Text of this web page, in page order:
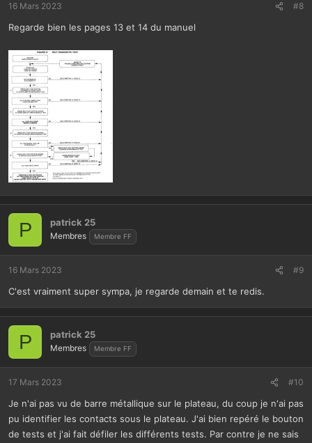
16 Mars 2023 #8
Regarde bien les pages 13 et 14 du manuel
P patrick 25
Membres Membre FF
16 Mars 2023 #9
C'est vraiment super sympa, je regarde demain et te redis.
P patrick 25
Membres Membre FF
17 Mars 2023 #10
Je n'ai pas vu de barre métallique sur le plateau, du coup je n'ai pas
pu identifier les contacts sous le plateau. J'ai bien repéré le bouton
de tests et j'ai fait défiler les différents tests. Par contre je ne sais